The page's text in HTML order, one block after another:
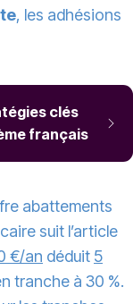
, les adhésions
clés
français
abattements
suit l’article
€/an déduit 5
tranche à 30 %.